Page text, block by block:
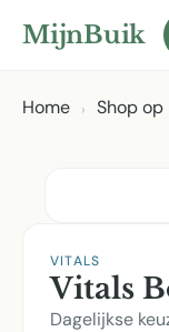
Naar hoofdinhoud
MijnBuik
Home Shop
VITALS
Vitals
Dagelijkse